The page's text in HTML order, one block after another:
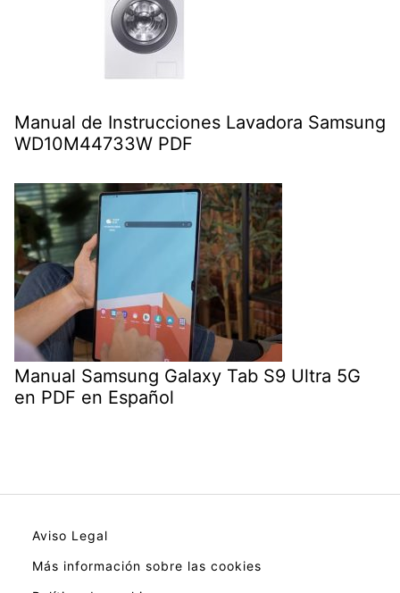
Manual de Instrucciones Lavadora Samsung
WD10M44733W PDF
Manual Samsung Galaxy Tab S9 Ultra 5G
en PDF en Español
Aviso Legal
Más información sobre las cookies